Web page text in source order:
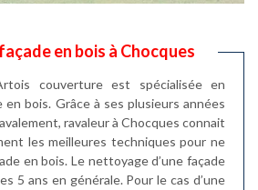
en bois à Chocques
couverture est spécialisée en
bois. Grâce à ses plusieurs années
ravaleur à Chocques connait
les meilleures techniques pour ne
en bois. Le nettoyage d’une façade
5 ans en générale. Pour le cas d’une